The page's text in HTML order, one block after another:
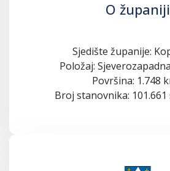
O županiji
Sjedište županije:
Položaj:
Površina: 1.748
Broj stanovnika: